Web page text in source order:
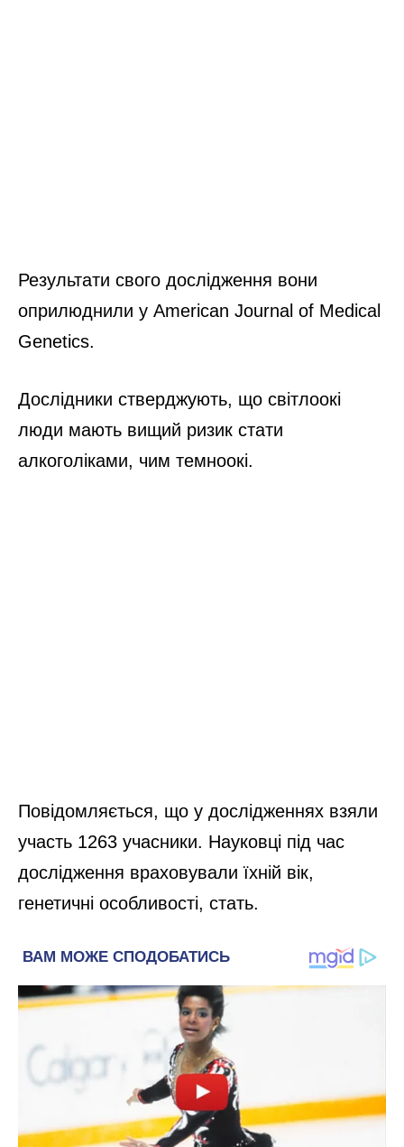
Результати свого дослідження вони
оприлюднили у American Journal of Medical
Genetics.
Дослідники стверджують, що світлоокі
люди мають вищий ризик стати
алкоголіками, чим темноокі.
Повідомляється, що у дослідженнях взяли
участь 1263 учасники. Науковці під час
дослідження враховували їхній вік,
генетичні особливості, стать.